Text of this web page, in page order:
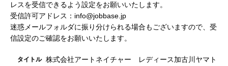
レスを受信できるよう設定をお願いいたします。
受信許可アドレス：info@jobbase.jp
迷惑メールフォルダに振り分けられる場合もございますので、受
信設定のご確認をお願いいたします。
タイトル 株式会社アートネイチャー レディース加古川ヤマト